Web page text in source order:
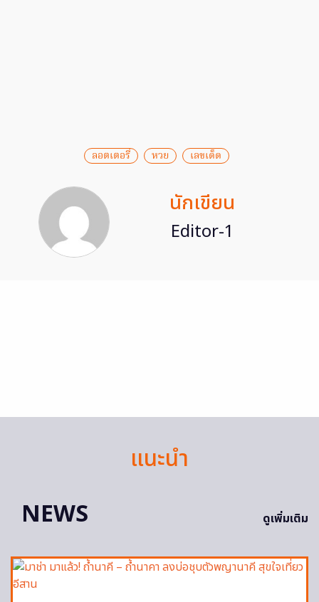
ลอตเตอรี่ หวย เลขเด็ด
นักเขียน
Editor-1
แนะนำ
NEWS
ดูเพิ่มเติม